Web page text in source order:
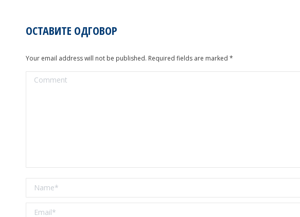
ОСТАВИТЕ ОДГОВОР
Your email address will not be published. Required fields are marked *
Comment
Name *
Email *